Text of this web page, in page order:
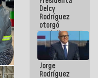
planes de
acción
Delcy
Rodríguez
otorgó
medalla
"Héroe de
Venezuela"
a servidores
públicos
Jorge
Rodríguez